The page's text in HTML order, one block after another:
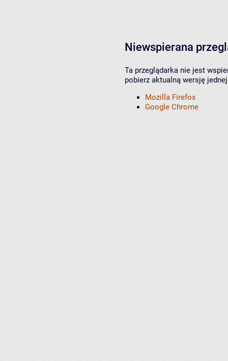
Niewspierana
Ta przeglądarka nie jest
pobierz aktualną wersję
Mozilla Firefox
Google Chrome